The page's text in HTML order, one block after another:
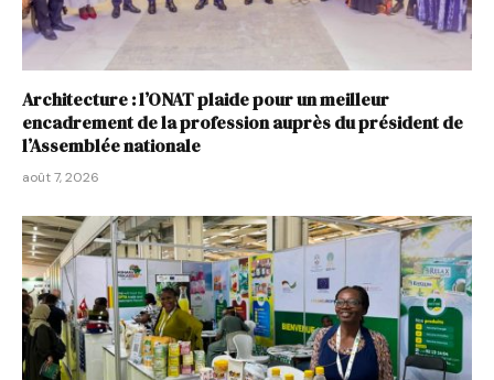
Architecture : l’ONAT plaide pour un meilleur
encadrement de la profession auprès du président de
l’Assemblée nationale
août 7, 2026